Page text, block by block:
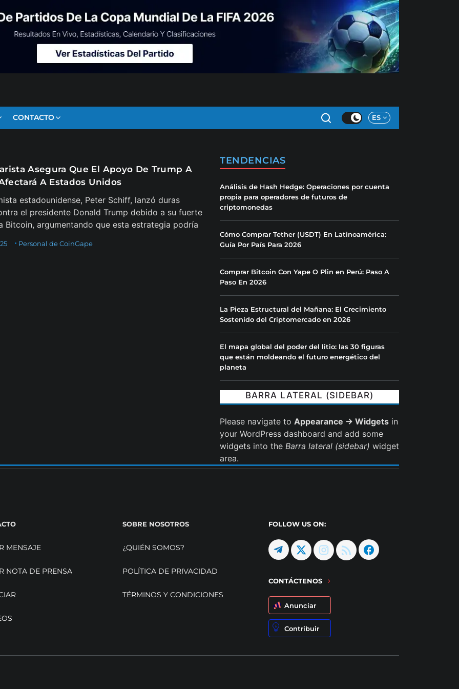
CONTACTO ES
Asegura Que El Apoyo De Trump A
A Estados Unidos
estadounidense, Peter Schiff, lanzó duras
el presidente Donald Trump debido a su fuerte
Bitcoin, argumentando que esta estrategia podría
Personal de CoinGape
TENDENCIAS
Análisis de Hash Hedge: Operaciones por cuenta
propia para operadores de futuros de
criptomonedas
Cómo Comprar Tether (USDT) En Latinoamérica:
Guía Por País Para 2026
Comprar Bitcoin Con Yape O Plin en Perú: Paso A
Paso En 2026
La Pieza Estructural del Mañana: El Crecimiento
Sostenido del Criptomercado en 2026
El mapa global del poder del litio: las 30 figuras
que están moldeando el futuro energético del
planeta
BARRA LATERAL (SIDEBAR)
Please navigate to Appearance → Widgets in
your WordPress dashboard and add some
widgets into the Barra lateral (sidebar) widget
area.
MENSAJE
NOTA DE PRENSA
SOBRE NOSOTROS
¿QUIÉN SOMOS?
POLÍTICA DE PRIVACIDAD
TÉRMINOS Y CONDICIONES
FOLLOW US ON:
CONTÁCTENOS
Anunciar
Contribuir